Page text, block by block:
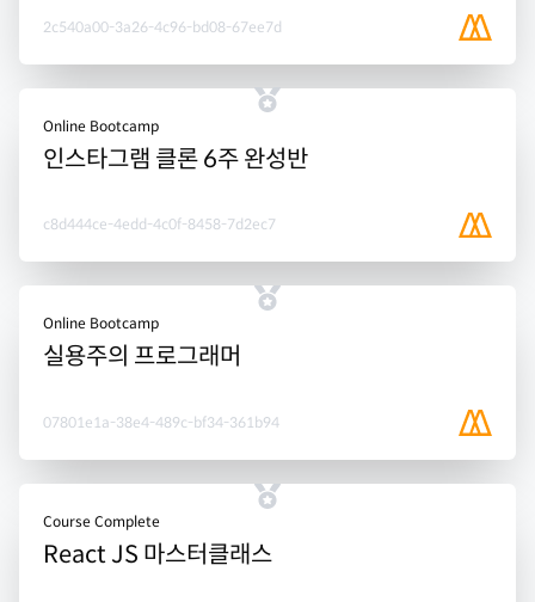
2c540a00-3a26-4c96-bd08-67ee7d
Online Bootcamp
인스타그램 클론 6주 완성반
c8d444ce-4edd-4c0f-8458-7d2ec7
Online Bootcamp
실용주의 프로그래머
07801e1a-38e4-489c-bf34-361b94
Course Complete
React JS 마스터클래스